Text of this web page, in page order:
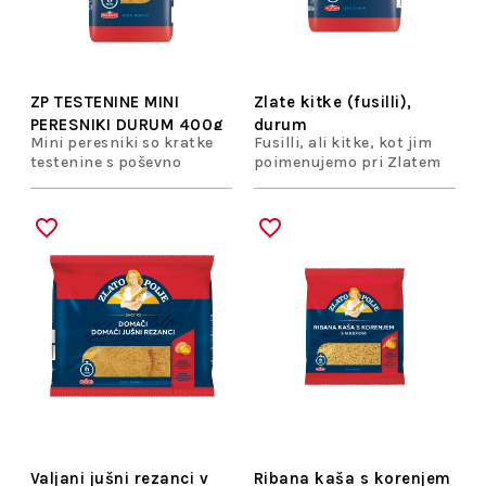
ZP TESTENINE MINI
PERESNIKI DURUM 400g
Mini peresniki so kratke
testenine s poševno
pomanjšane velikosti jih
bodo vzljubili tako odrasli
kot otroci.
Zlate kitke (fusilli),
durum
Fusilli, ali kitke, kot jim
poimenujemo pri Zlatem
testenine.
Valjani jušni rezanci v Ribana kaša s korenjem